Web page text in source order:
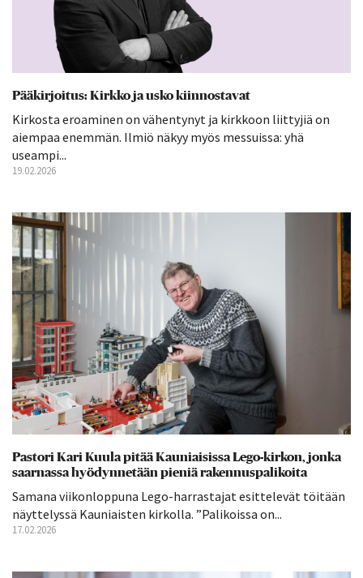
Pääkirjoitus: Kirkko ja usko kiinnostavat
Kirkosta eroaminen on vähentynyt ja kirkkoon liittyjiä on
aiempaa enemmän. Ilmiö näkyy myös messuissa: yhä
useampi...
19.02.2026
Pastori Kari Kuula pitää Kauniaisissa Lego-kirkon, jonka
saarnassa hyödynnetään pieniä rakennuspalikoita
Samana viikonloppuna Lego-harrastajat esittelevät töitään
näyttelyssä Kauniaisten kirkolla. ”Palikoissa on...
17.02.2026